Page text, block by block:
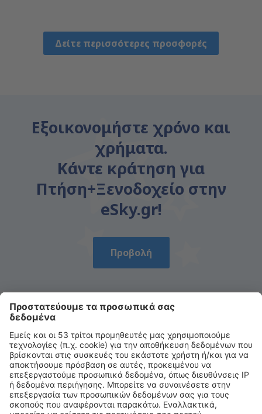
Δείτε περισσότερες προσφορές
Εξοικονομήστε χρόνο και
χρήματα.
Κάντε κράτηση για
Πτήση+Ξενοδοχείο στην
eSky.gr!
Προβολή
Κατεβάστε την εφαρμογή μας
και σχεδιάστε με άνεση τα ταξίδια σας